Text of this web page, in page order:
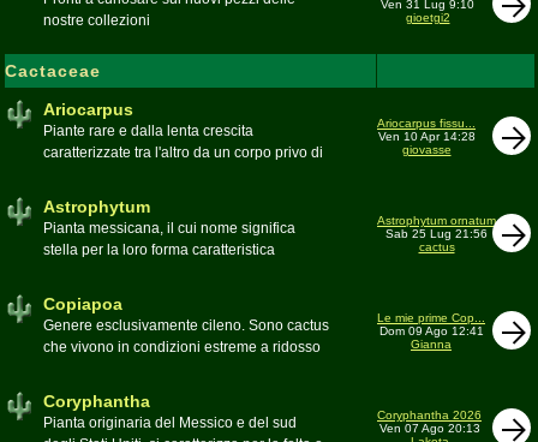
nostre collezioni
Ven 31 Lug 9:10
gioetgi2
Cactaceae
Ariocarpus
Piante rare e dalla lenta crescita
caratterizzate tra l'altro da un corpo privo di
alto rischio di scomparsa in habitat. Amanti
di terricci calcarei e ben drenati
Moderatore
Ariocarpus fissu...
Ven 10 Apr 14:28
giovasse
Astrophytum
Pianta messicana, il cui nome significa
stella per la loro forma caratteristica
Astrophytum ornatum
Sab 25 Lug 21:56
cactus
Copiapoa
Genere esclusivamente cileno. Sono cactus
che vivono in condizioni estreme a ridosso
ModeratoreLuca
Le mie prime Cop...
Dom 09 Ago 12:41
Gianna
Coryphantha
Pianta originaria del Messico e del sud
Coryphantha 2026
Ven 07 Ago 20:13